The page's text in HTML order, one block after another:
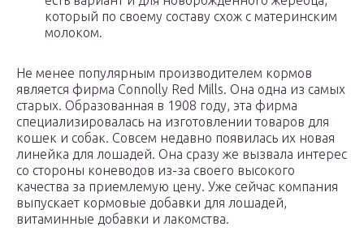
который по своему составу схож с материнским
молоком.
Не менее популярным производителем кормов
является фирма Connolly Red Mills. Она одна из самых
старых. Образованная в 1908 году, эта фирма
специализировалась на изготовлении товаров для
кошек и собак. Совсем недавно появилась их новая
линейка для лошадей. Она сразу же вызвала интерес
со стороны коневодов из-за своего высокого
качества за приемлемую цену. Уже сейчас компания
выпускает кормовые добавки для лошадей,
витаминные добавки и лакомства.